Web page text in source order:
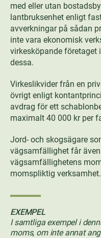
med eller utan
lantbruksenhet enligt
avverkningar på sådan
inte vara ekonomisk
virkesköpande företaget
dessa.
Virkeslikvider från en
övrigt enligt
avdrag för ett
maximalt 40 000 kr per
Jord- och skogsägare
vägsamfällighet får
vägsamfällighetens
momspliktig verksamhet.
EXEMPEL
I samtliga exempel i
moms, om inte annat